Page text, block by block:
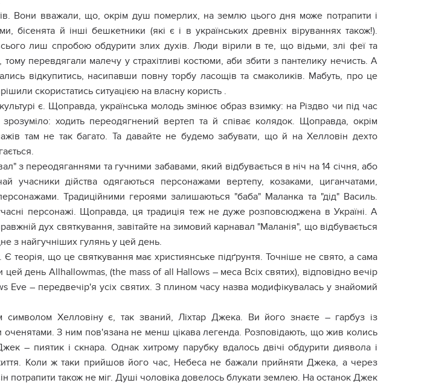
Вони вважали, що, окрім душ померлих, на землю цього дня може потрапити і
бісенята й інші бешкетники (які є і в українських древніх віруваннях також!).
лиш спробою обдурити злих духів. Люди вірили в те, що відьми, злі феї та
тому перевдягали малечу у страхітливі костюми, аби збити з пантелику нечисть. А
відкупитись, насипавши повну торбу ласощів та смаколиків. Мабуть, про це
скористатись ситуацією на власну користь .
є. Щоправда, українська молодь змінює образ взимку: на Різдво чи під час
ходить переодягнений вертеп та й співає колядок. Щоправда, окрім
там не так багато. Та давайте не будемо забувати, що й на Хелловін дехто
з переодяганнями та гучними забавами, який відбувається в ніч на 14 січня, або
учасники дійства одягаються персонажами вертепу, козаками, циганчатами,
Традиційними героями залишаються "баба" Маланка та "дід" Василь.
персонажі. Щоправда, ця традиція теж не дуже розповсюджена в Україні. А
дух святкування, завітайте на зимовий карнавал "Маланія", що відбувається
з найгучніших гулянь у цей день.
теорія, що це святкування має християнське підґрунтя. Точніше не свято, а сама
день Allhallowmas, (the mass of all Hallows – меса Всіх святих), відповідно вечір
Eve – передвечір'я усіх святих. З плином часу назва модифікувалась у знайомий
символом Хелловіну є, так званий, Ліхтар Джека. Ви його знаєте – гарбуз із
З ним пов'язана не менш цікава легенда. Розповідають, що жив колись
– пиятик і скнара. Однак хитрому парубку вдалось двічі обдурити диявола і
життя. Коли ж таки прийшов його час, Небеса не бажали прийняти Джека, а через
потрапити також не міг. Душі чоловіка довелось блукати землею. На останок Джек